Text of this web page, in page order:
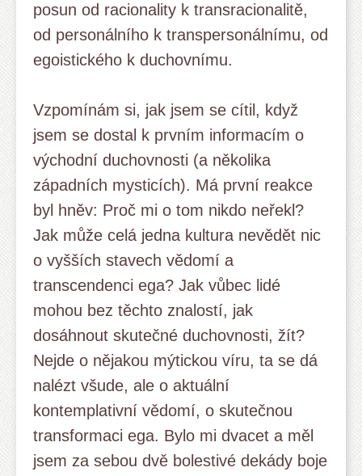
posun od racionality k transracionalitě,
od personálního k transpersonálnímu, od
egoistického k duchovnímu.
Vzpomínám si, jak jsem se cítil, když
jsem se dostal k prvním informacím o
východní duchovnosti (a několika
západních mysticích). Má první reakce
byl hněv: Proč mi o tom nikdo neřekl?
Jak může celá jedna kultura nevědět nic
o vyšších stavech vědomí a
transcendenci ega? Jak vůbec lidé
mohou bez těchto znalostí, jak
dosáhnout skutečné duchovnosti, žít?
Nejde o nějakou mýtickou víru, ta se dá
nalézt všude, ale o aktuální
kontemplativní vědomí, o skutečnou
transformaci ega. Bylo mi dvacet a měl
jsem za sebou dvě bolestivé dekády boje